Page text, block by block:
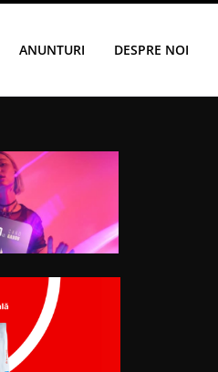
ANUNTURI DESPRE NOI